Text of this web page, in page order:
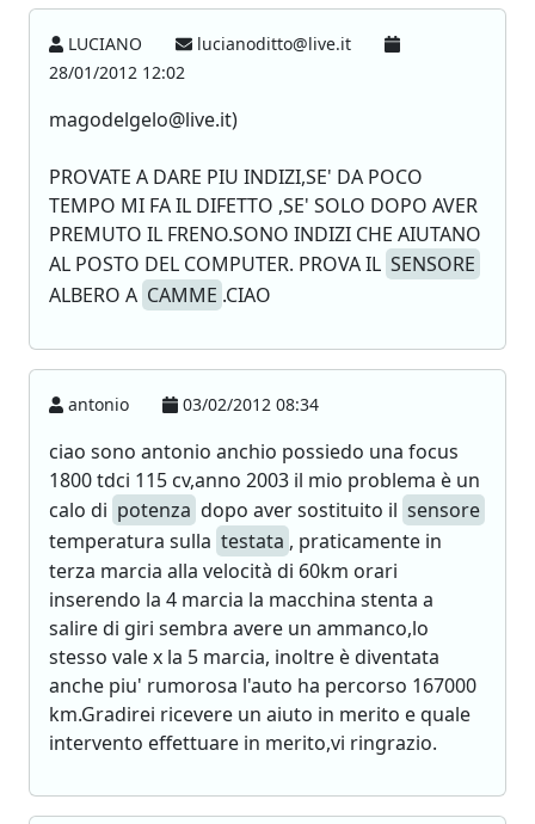
LUCIANO
lucianoditto@live.it
28/01/2012 12:02
magodelgelo@live.it)
PROVATE A DARE PIU INDIZI,SE' DA POCO
TEMPO MI FA IL DIFETTO ,SE' SOLO DOPO AVER
PREMUTO IL FRENO.SONO INDIZI CHE AIUTANO
AL POSTO DEL COMPUTER. PROVA IL SENSORE
ALBERO A CAMME .CIAO
antonio 03/02/2012 08:34
ciao sono antonio anchio possiedo una focus
1800 tdci 115 cv,anno 2003 il mio problema è un
calo di potenza dopo aver sostituito il sensore
temperatura sulla testata , praticamente in
terza marcia alla velocità di 60km orari
inserendo la 4 marcia la macchina stenta a
salire di giri sembra avere un ammanco,lo
stesso vale x la 5 marcia, inoltre è diventata
anche piu' rumorosa l'auto ha percorso 167000
km.Gradirei ricevere un aiuto in merito e quale
intervento effettuare in merito,vi ringrazio.